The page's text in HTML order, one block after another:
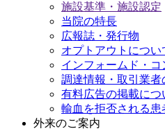
施設基準・施設認定
当院の特長
広報誌・発行物
オプトアウトについ
インフォームド・コ
調達情報・取引業者
有料広告の掲載につ
輸血を拒否される患
外来のご案内